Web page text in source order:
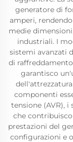
generatore di
amperi,
medie
industriali. I
sistemi avanzati
di
garantisco
componenti
tensione (AVR),
che
prestazioni del
configurazioni e